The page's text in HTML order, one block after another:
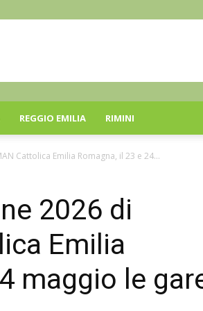
REGGIO EMILIA RIMINI
Cattolica Emilia Romagna, il 23 e 24...
2026 di
Emilia
maggio le